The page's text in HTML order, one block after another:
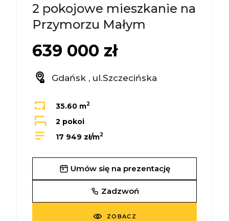
2 pokojowe mieszkanie na
Przymorzu Małym
639 000 zł
Gdańsk , ul.Szczecińska
35.60 m2
2 pokoi
17 949 zł/m2
Umów się na prezentację
Zadzwoń
ZOBACZ